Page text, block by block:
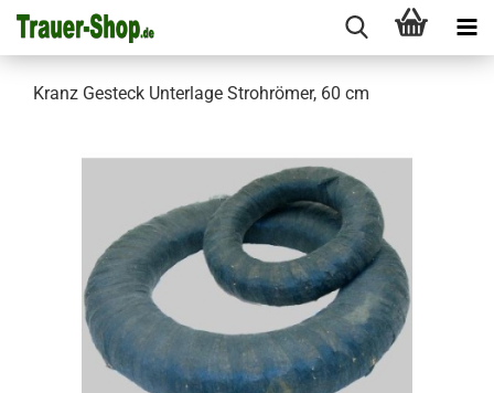
Kranz Gesteck Unterlage Strohrömer, 60 cm